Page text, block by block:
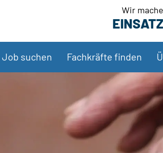
Wir
Job suchen Fachkräfte finden